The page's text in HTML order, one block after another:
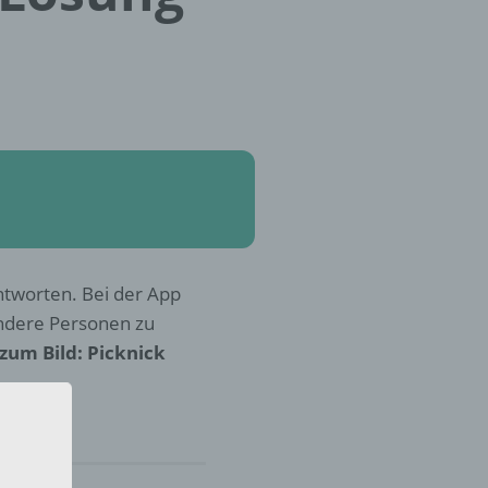
Bei der App
Personen zu
Bild: Picknick